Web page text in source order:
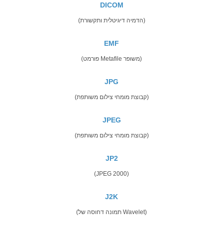
DICOM
(הדמיה דיגיטלית ותקשורת)
EMF
(פורמט Metafile משופר)
JPG
(קבוצת מומחי צילום משותפת)
JPEG
(קבוצת מומחי צילום משותפת)
JP2
(JPEG 2000)
J2K
(תמונה דחוסה של Wavelet)